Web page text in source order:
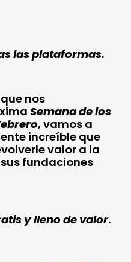
las plataformas.
nos
Semana de los
, vamos a
increíble que
valor a la
fundaciones
y lleno de valor.